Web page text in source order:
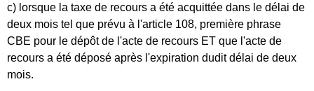
c) lorsque la taxe de recours a été acquittée dans le délai de
deux mois tel que prévu à l'article 108, première phrase
CBE pour le dépôt de l'acte de recours ET que l'acte de
recours a été déposé après l'expiration dudit délai de deux
mois.